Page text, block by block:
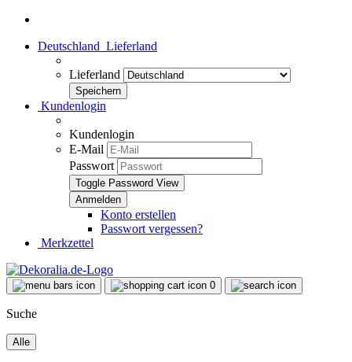
Deutschland Lieferland
Lieferland
Kundenlogin
Kundenlogin
E-Mail
Passwort
Toggle Password View
Konto erstellen
Passwort vergessen?
Merkzettel
0
Suche
Alle